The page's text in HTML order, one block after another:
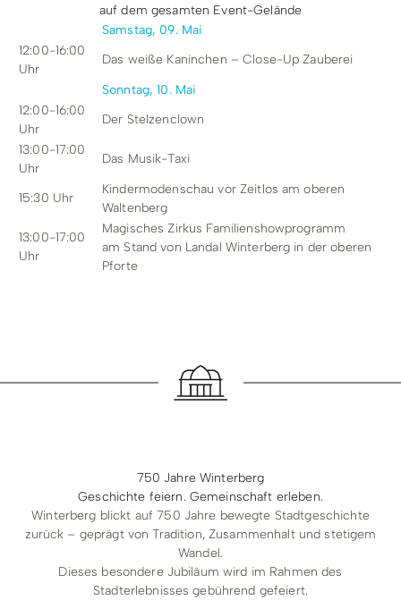
auf dem gesamten Event-Gelände
Samstag, 09. Mai
12:00-16:00
Uhr
Das weiße Kaninchen – Close-Up Zauberei
Sonntag, 10. Mai
12:00-16:00
Uhr
Der Stelzenclown
13:00-17:00
Uhr
Das Musik-Taxi
15:30 Uhr
Kindermodenschau vor Zeitlos am oberen
Waltenberg
13:00-17:00
Uhr
Magisches Zirkus Familienshowprogramm
am Stand von Landal Winterberg in der oberen
Pforte
750 Jahre Winterberg
Geschichte feiern. Gemeinschaft erleben.
Winterberg blickt auf 750 Jahre bewegte Stadtgeschichte
zurück – geprägt von Tradition, Zusammenhalt und stetigem
Wandel.
Dieses besondere Jubiläum wird im Rahmen des
Stadterlebnisses gebührend gefeiert.